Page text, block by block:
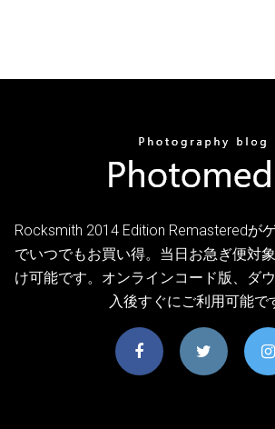
Rocksmith 2014 Edition Remasteredが
でいつでもお買い得。当日お急ぎ便対
け可能です。オンラインコード版、ダ
入後すぐにご利用可能で